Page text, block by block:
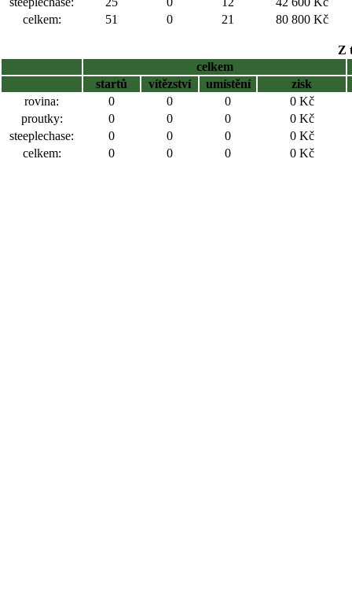
celkem:
51 0 21 80 800 Kč
Z
celkem
startů
vítězství umístění
zisk
rovina:
0 0 0
0 Kč
proutky:
0 0 0
0 Kč
steeplechase:
0 0 0
0 Kč
celkem:
0 0 0 0 Kč